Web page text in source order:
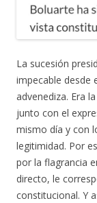
La sucesión
impecable desde
advenediza. Era
junto con el
mismo día y con
legitimidad. Por
por la flagrancia
directo, le
constitucional. Y